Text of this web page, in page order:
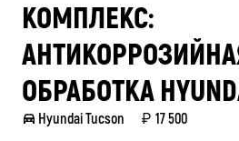
КОМПЛЕКС:
ОБРАБОТКА
Hyundai Tucson 17 500